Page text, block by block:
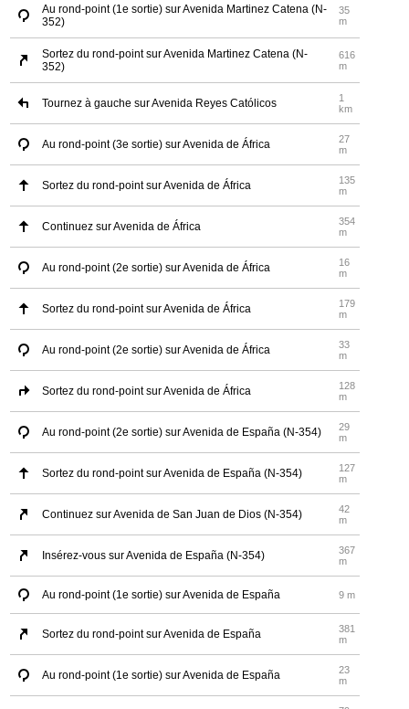
Au rond-point (1e sortie) sur Avenida Martinez Catena (N-
352)
35
m
Sortez du rond-point sur Avenida Martinez Catena (N-
352)
616
m
Tournez à gauche sur Avenida Reyes Católicos
1
km
Au rond-point (3e sortie) sur Avenida de África
27
m
Sortez du rond-point sur Avenida de África
135
m
Continuez sur Avenida de África
354
m
Au rond-point (2e sortie) sur Avenida de África
16
m
Sortez du rond-point sur Avenida de África
179
m
Au rond-point (2e sortie) sur Avenida de África
33
m
Sortez du rond-point sur Avenida de África
128
m
Au rond-point (2e sortie) sur Avenida de España (N-354)
29
m
Sortez du rond-point sur Avenida de España (N-354)
127
m
Continuez sur Avenida de San Juan de Dios (N-354)
42
m
Insérez-vous sur Avenida de España (N-354)
367
m
Au rond-point (1e sortie) sur Avenida de España 9 m
Sortez du rond-point sur Avenida de España
381
m
Au rond-point (1e sortie) sur Avenida de España
23
m